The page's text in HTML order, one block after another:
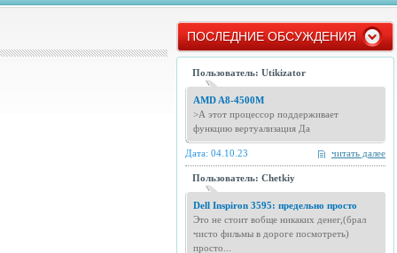
ПОСЛЕДНИЕ ОБСУЖДЕНИЯ
Пользователь: Utikizator
AMD A8-4500M
>А этот процессор поддерживает
функцию вертуализация Да
читать далее
Дата: 04.10.23
Пользователь: Chetkiy
Dell Inspiron 3595: предельно просто
Это не стоит вобще никаких денег,(брал
чисто фильмы в дороге посмотреть)
просто...